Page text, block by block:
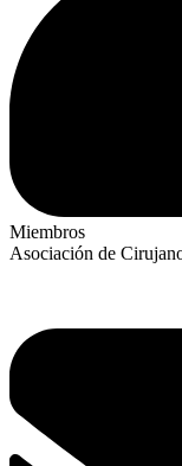
Miembros
Asociación de